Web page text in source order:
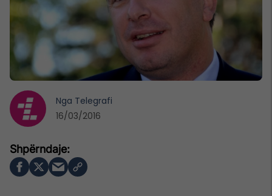
Nga Telegrafi
16/03/2016